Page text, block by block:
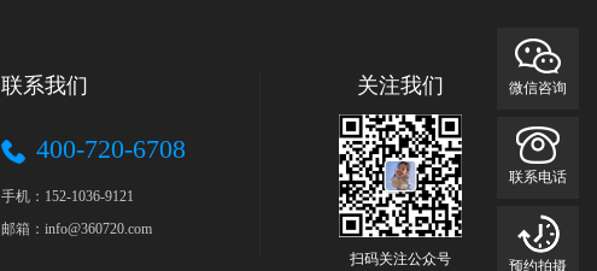
微信咨询
联系电话
预约拍摄
联系我们
400-720-6708
手机：152-1036-9121
邮箱：info@360720.com
关注我们
扫码关注公众号